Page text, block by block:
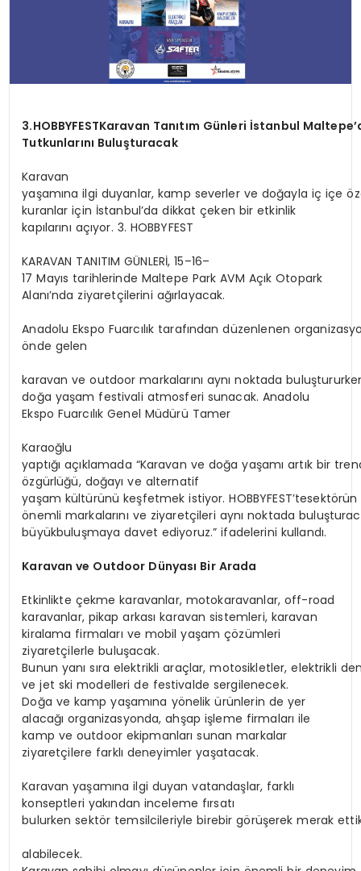
3.HOBBYFESTKaravan Tanıtım Günleri İstanbul
Tutkunlarını Buluşturacak
Karavan
yaşamına ilgi duyanlar, kamp severler ve doğayla iç içe
kuranlar için İstanbul’da dikkat çeken bir etkinlik
kapılarını açıyor. 3. HOBBYFEST
KARAVAN TANITIM GÜNLERİ, 15–16–
17 Mayıs tarihlerinde Maltepe Park AVM Açık Otopark
Alanı’nda ziyaretçilerini ağırlayacak.
Anadolu Ekspo Fuarcılık tarafından düzenlenen
önde gelen
karavan ve outdoor markalarını aynı noktada
doğa yaşam festivali atmosferi sunacak. Anadolu
Ekspo Fuarcılık Genel Müdürü Tamer
Karaoğlu
yaptığı açıklamada “Karavan ve doğa yaşamı artık bir
özgürlüğü, doğayı ve alternatif
yaşam kültürünü keşfetmek istiyor. HOBBYFEST’tesektörün
önemli markalarını ve ziyaretçileri aynı noktada
büyükbuluşmaya davet ediyoruz.” ifadelerini kullandı.
Karavan ve Outdoor Dünyası Bir Arada
Etkinlikte çekme karavanlar, motokaravanlar, off-road
karavanlar, pikap arkası karavan sistemleri, karavan
kiralama firmaları ve mobil yaşam çözümleri
ziyaretçilerle buluşacak.
Bunun yanı sıra elektrikli araçlar, motosikletler, elektrikli
ve jet ski modelleri de festivalde sergilenecek.
Doğa ve kamp yaşamına yönelik ürünlerin de yer
alacağı organizasyonda, ahşap işleme firmaları ile
kamp ve outdoor ekipmanları sunan markalar
ziyaretçilere farklı deneyimler yaşatacak.
Karavan yaşamına ilgi duyan vatandaşlar, farklı
konseptleri yakından inceleme fırsatı
bulurken sektör temsilcileriyle birebir görüşerek merak
alabilecek.